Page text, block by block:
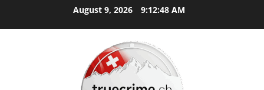
August 9, 2026 9:12:49 AM